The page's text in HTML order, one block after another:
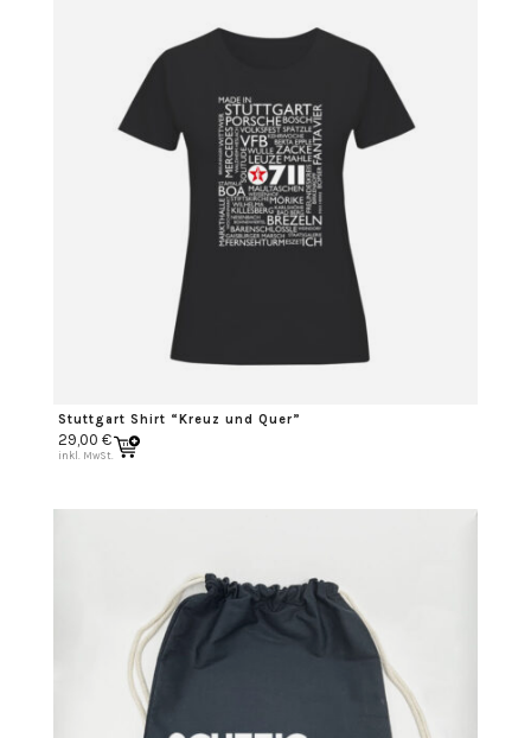
Stuttgart Shirt “Kreuz und Quer”
29,00 €
inkl. MwSt.